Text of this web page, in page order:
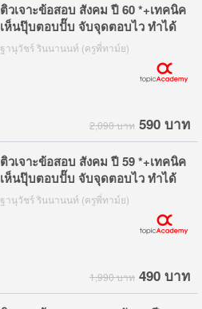
ติวเจาะข้อสอบ สังคม ปี 60 *+เทคนิค
เห็นปุ๊บตอบปั๊บ จับจุดตอบไว ทำได้
ทันเวลา
ฐานุวัชร์ รินนานนท์ (ครูพี่ทาม์ย)
2,090 บาท 590 บาท
ติวเจาะข้อสอบ สังคม ปี 59 *+เทคนิค
เห็นปุ๊บตอบปั๊บ จับจุดตอบไว ทำได้
ทันเวลา
ฐานุวัชร์ รินนานนท์ (ครูพี่ทาม์ย)
1,990 บาท 490 บาท